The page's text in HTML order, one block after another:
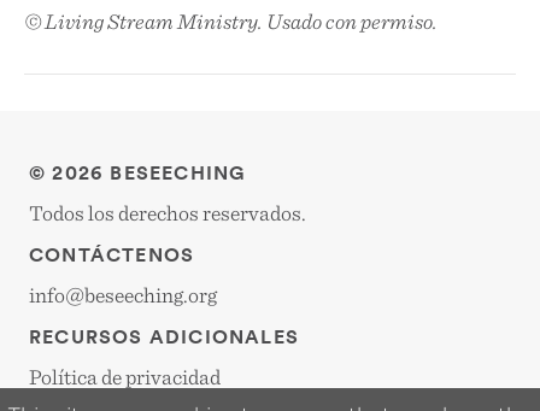
© Living Stream Ministry. Usado con permiso.
© 2026 BESEECHING
Todos los derechos reservados.
CONTÁCTENOS
info@beseeching.org
RECURSOS ADICIONALES
Política de privacidad